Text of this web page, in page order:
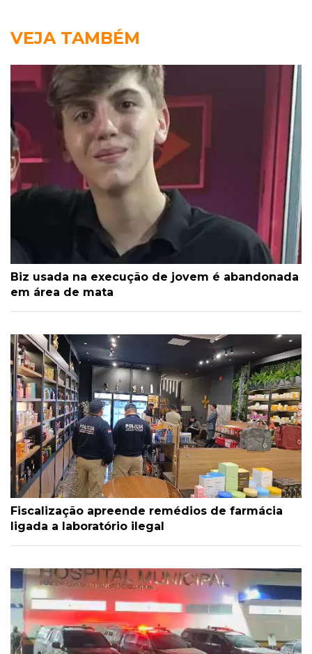
VEJA TAMBÉM
Biz usada na execução de jovem é abandonada
em área de mata
Fiscalização apreende remédios de farmácia
ligada a laboratório ilegal